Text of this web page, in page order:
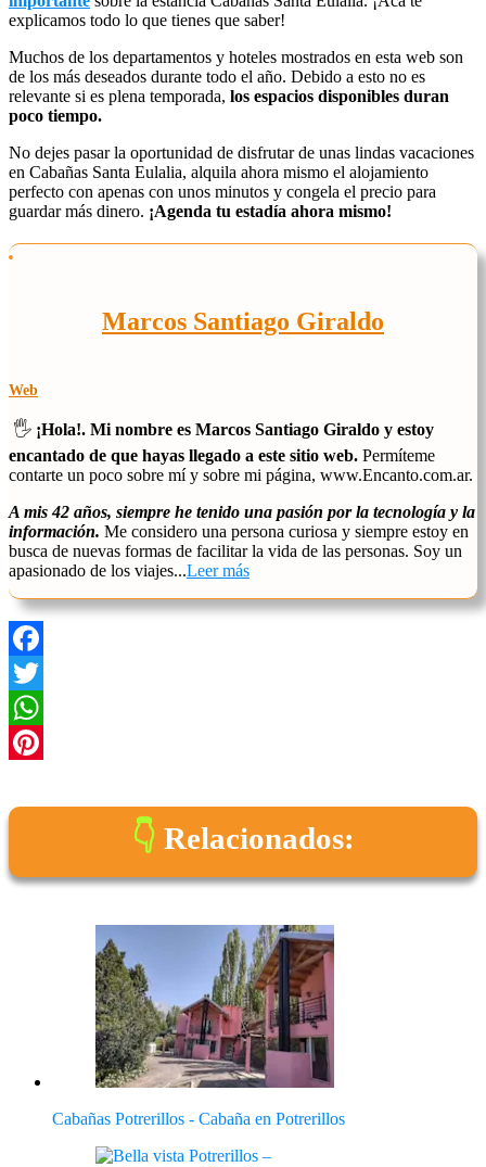
explicamos todo lo que tienes que saber!
Muchos de los departamentos y hoteles mostrados en esta web son
de los más deseados durante todo el año. Debido a esto no es
relevante si es plena temporada, los espacios disponibles duran
poco tiempo.
No dejes pasar la oportunidad de disfrutar de unas lindas vacaciones
en Cabañas Santa Eulalia, alquila ahora mismo el alojamiento
perfecto con apenas con unos minutos y congela el precio para
guardar más dinero. ¡Agenda tu estadía ahora mismo!
Marcos Santiago Giraldo
Web
🖐️ ¡Hola!. Mi nombre es Marcos Santiago Giraldo y estoy
encantado de que hayas llegado a este sitio web. Permíteme
contarte un poco sobre mí y sobre mi página, www.Encanto.com.ar.
A mis 42 años, siempre he tenido una pasión por la tecnología y la
información. Me considero una persona curiosa y siempre estoy en
busca de nuevas formas de facilitar la vida de las personas. Soy un
apasionado de los viajes...Leer más
Facebook
Twitter
WhatsApp
Relacionados:
Cabañas Potrerillos - Cabaña en Potrerillos